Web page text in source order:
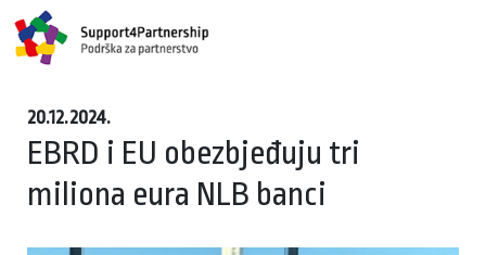
20.12.2024.
EBRD i EU obezbjeđuju tri
miliona eura NLB banci